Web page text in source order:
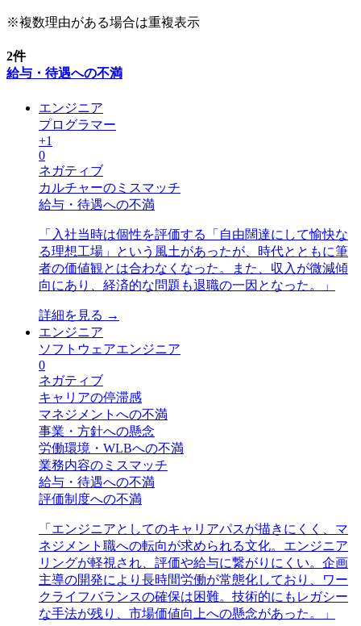
※複数理由がある場合は重複表示
2件
給与・待遇への不満
エンジニア
プログラマー
+1
0
ネガティブ
カルチャーのミスマッチ
給与・待遇への不満
「 入社当時は個性を評価する「自由闊達にして愉快な
る理想工場」という風土があったが、時代とともに筆
者の価値観とは合わなくなった。また、収入が微減傾
向にあり、経済的な問題も退職の一因となった。
」
詳細を見る →
エンジニア
ソフトウェアエンジニア
0
ネガティブ
キャリアの停滞感
マネジメントへの不満
事業・方針への懸念
労働環境・WLBへの不満
業務内容のミスマッチ
給与・待遇への不満
評価制度への不満
「 エンジニアとしてのキャリアパスが描きにくく、マ
ネジメント職への転向が求められる文化。エンジニア
リングが軽視され、評価や給与に繋がりにくい。企画
主導の開発により長時間労働が常態化しており、ワー
クライフバランスの確保は困難。技術的にもレガシー
な手法が残り、市場価値向上への懸念があった。
」